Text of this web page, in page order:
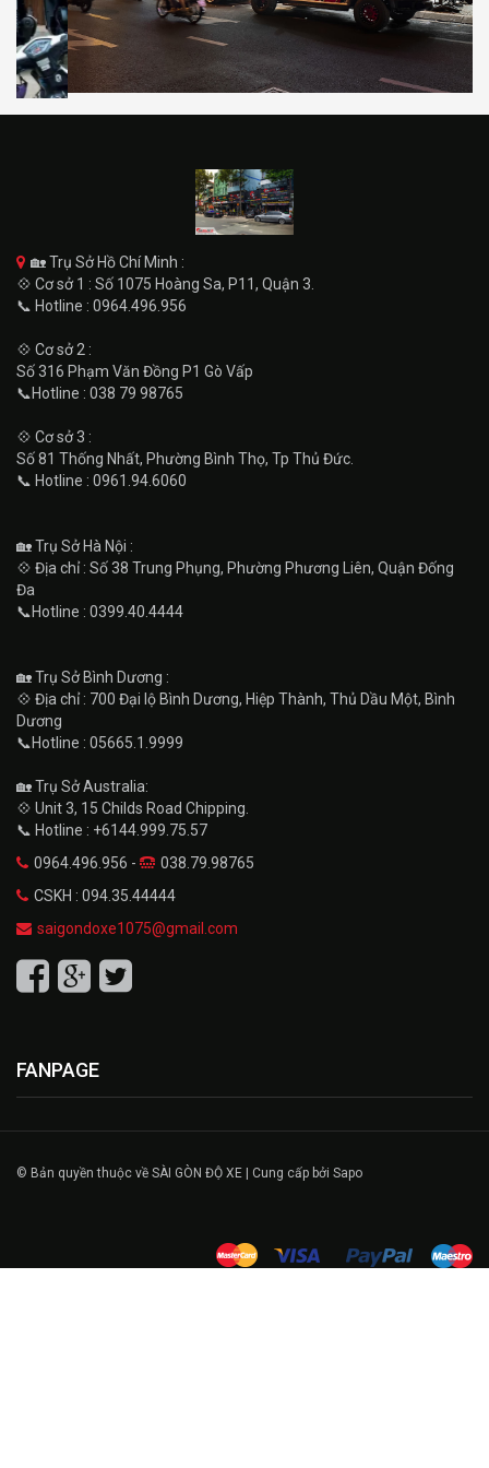
🏡 Trụ Sở Hồ Chí Minh :
💠 Cơ sở 1 : Số 1075 Hoàng Sa, P11, Quận 3.
📞 Hotline : 0964.496.956
💠 Cơ sở 2 :
Số 316 Phạm Văn Đồng P1 Gò Vấp
📞Hotline : 038 79 98765
💠 Cơ sở 3 :
Số 81 Thống Nhất, Phường Bình Thọ, Tp Thủ Đức.
📞 Hotline : 0961.94.6060
🏡 Trụ Sở Hà Nội :
💠 Địa chỉ : Số 38 Trung Phụng, Phường Phương Liên, Quận Đống
Đa
📞Hotline : 0399.40.4444
🏡 Trụ Sở Bình Dương :
💠 Địa chỉ : 700 Đại lộ Bình Dương, Hiệp Thành, Thủ Dầu Một, Bình
Dương
📞Hotline : 05665.1.9999
🏡 Trụ Sở Australia:
💠 Unit 3, 15 Childs Road Chipping.
📞 Hotline : +6144.999.75.57
0964.496.956 -
038.79.98765
CSKH : 094.35.44444
saigondoxe1075@gmail.com
FANPAGE
© Bản quyền thuộc về SÀI GÒN ĐỘ XE | Cung cấp bởi Sapo